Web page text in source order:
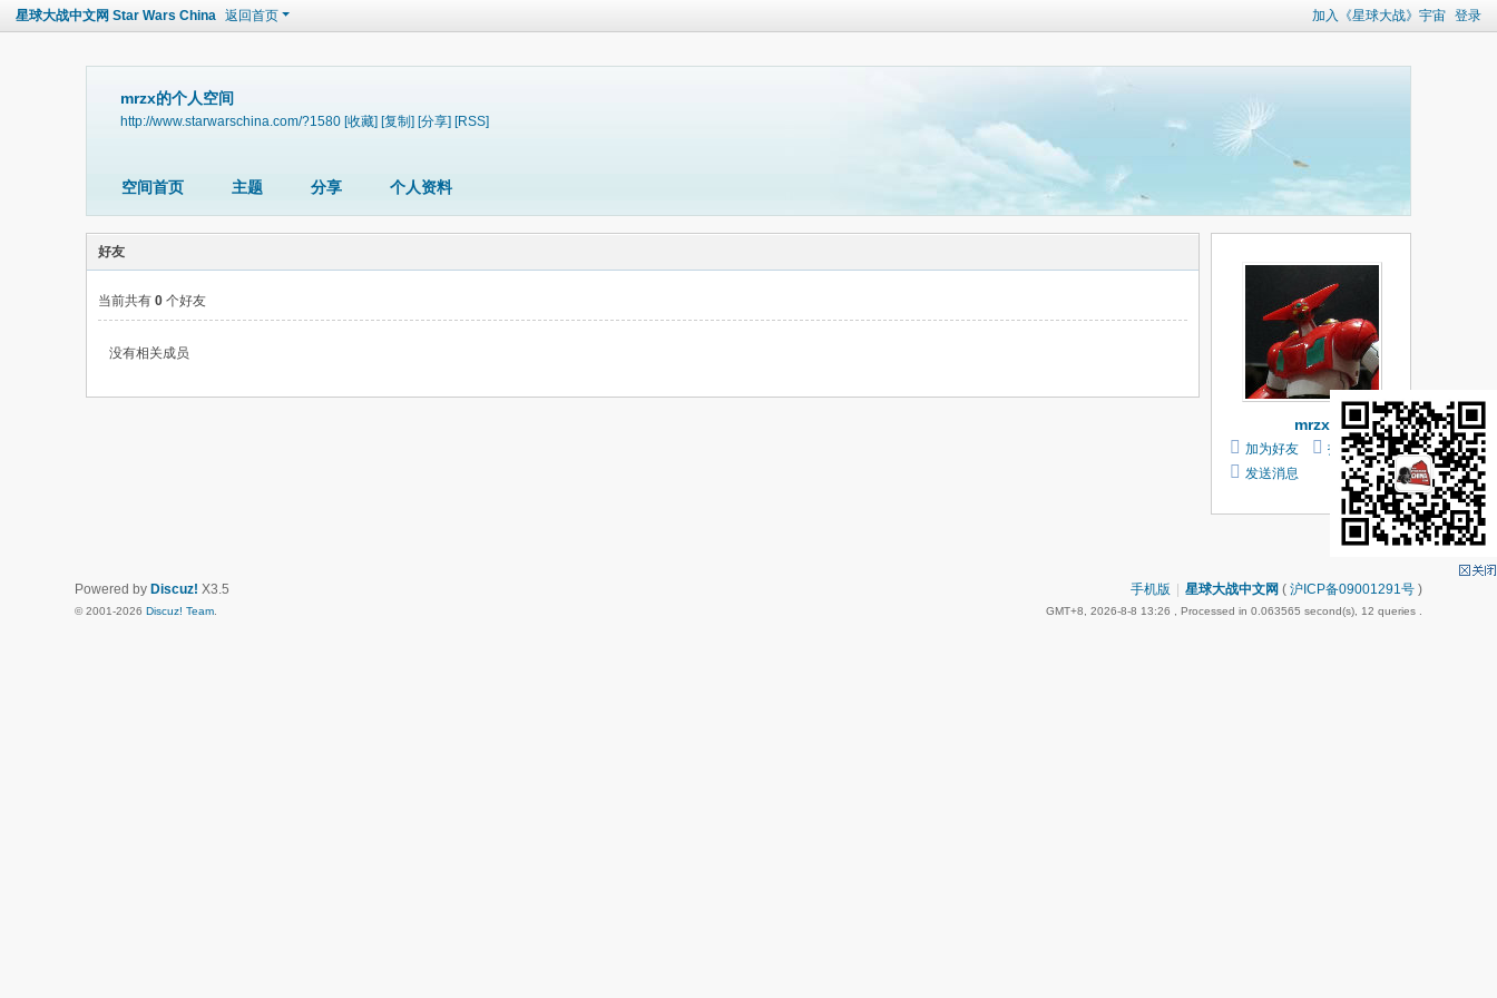
加入《星球大战》宇宙 登录
星球大战中文网 Star Wars China 返回首页
mrzx的个人空间
http://www.starwarschina.com/?1580 [收藏] [复制] [分享] [RSS]
空间首页 主题 分享 个人资料
好友
当前共有 0 个好友
没有相关成员
mrzx
加为好友
打个招呼
发送消息
手机版 星球大战中文网 ( 沪ICP备09001291号 )
GMT+8, 2026-8-8 13:26 , Processed in 0.063565 second(s), 12 queries .
Powered by Discuz! X3.5
© 2001-2026 Discuz! Team